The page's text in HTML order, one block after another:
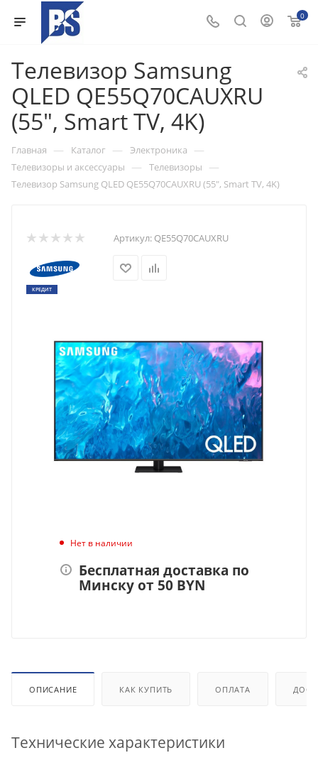
0
Телевизор Samsung
QLED QE55Q70CAUXRU
(55", Smart TV, 4K)
Главная — Каталог — Электроника —
Телевизоры и аксессуары — Телевизоры —
Телевизор Samsung QLED QE55Q70CAUXRU (55", Smart TV, 4K)
Артикул: QE55Q70CAUXRU
КРЕДИТ
Нет в наличии
Бесплатная доставка по
Минску от 50 BYN
ОПИСАНИЕ КАК КУПИТЬ ОПЛАТА
Технические характеристики